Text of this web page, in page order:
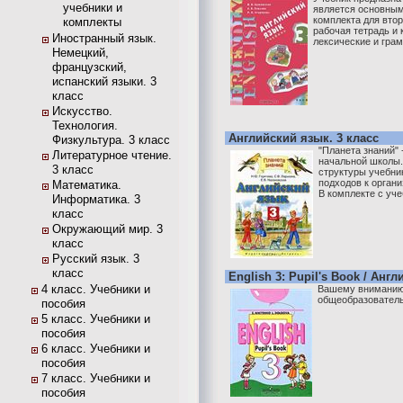
учебники и
комплекты
Иностранный язык.
Немецкий,
французский,
испанский языки. 3
класс
Искусство.
Технология.
Физкультура. 3 класс
Литературное чтение.
3 класс
Математика.
Информатика. 3
класс
Окружающий мир. 3
класс
Русский язык. 3
класс
4 класс. Учебники и
пособия
5 класс. Учебники и
пособия
6 класс. Учебники и
пособия
7 класс. Учебники и
пособия
является
комплекта для
рабочая тетрадь и
лексические и
Английский язык. 3 класс
"Планета знаний"
начальной
структуры
подходов к
В комплекте с
English 3: Pupil's Book /
Вашему вниманию